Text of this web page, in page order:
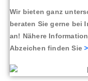
Wir bieten ganz
beraten Sie gerne bei
an! Nähere
Abzeichen finden Sie